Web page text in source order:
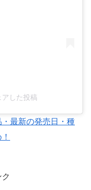
した投稿
最新の発売日・種